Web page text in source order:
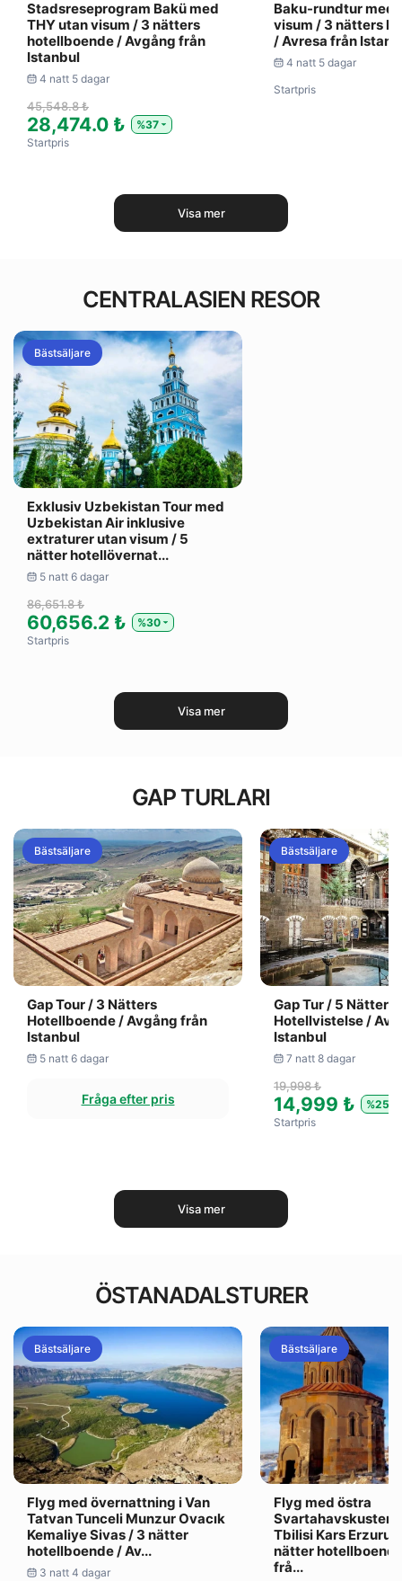
Stadsreseprogram Bakü med
THY utan visum / 3 nätters
hotellboende / Avgång från
Istanbul
4 natt 5 dagar
45,548.8 ₺
28,474.0 ₺
%37
Startpris
Baku-rundtur med
visum / 3 nätters
/ Avresa från
4 natt 5 dagar
Startpris
Visa mer
CENTRALASIEN RESOR
Bästsäljare
Exklusiv Uzbekistan Tour med
Uzbekistan Air inklusive
extraturer utan visum / 5
nätter hotellövernat...
5 natt 6 dagar
86,651.8 ₺
60,656.2 ₺
%30
Startpris
Visa mer
GAP TURLARI
Bästsäljare
Gap Tour / 3 Nätters
Hotellboende / Avgång från
Istanbul
5 natt 6 dagar
Fråga efter pris
Bästsäljare
Gap Tur / 5 Nätters
Hotellvistelse /
Istanbul
7 natt 8 dagar
19,998 ₺
14,999 ₺
%25
Startpris
Visa mer
ÖSTANADALSTURER
Bästsäljare
Flyg med övernattning i Van
Tatvan Tunceli Munzur Ovacık
Kemaliye Sivas / 3 nätter
hotellboende / Av...
3 natt 4 dagar
Bästsäljare
Flyg med östra
Svartahavskusten
Tbilisi Kars
nätter
frå...